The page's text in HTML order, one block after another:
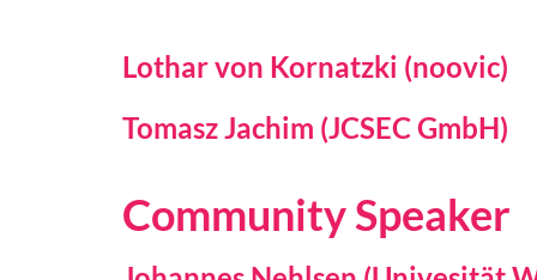
Lothar von Kornatzki (noovic)
Tomasz Jachim (JCSEC GmbH)
Community Speaker